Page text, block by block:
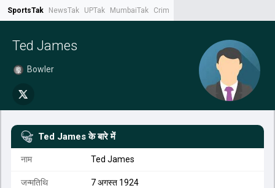
SportsTak NewsTak UPTak MumbaiTak CrimeTak
Ted James
Bowler
Ted James के बारे में
नाम Ted James
जन्मतिथि 7 अगस्त 1924